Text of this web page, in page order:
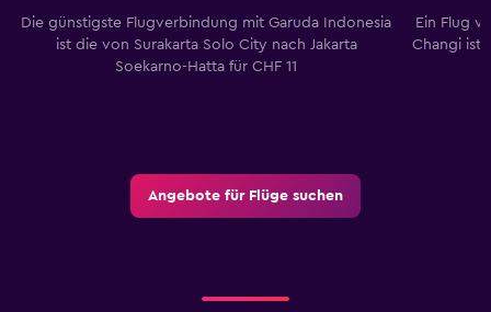
Die günstigste Flugverbindung mit Garuda Indonesia
ist die von Surakarta Solo City nach Jakarta
Soekarno-Hatta für CHF 11
Ein Flug
Changi ist
Angebote für Flüge suchen